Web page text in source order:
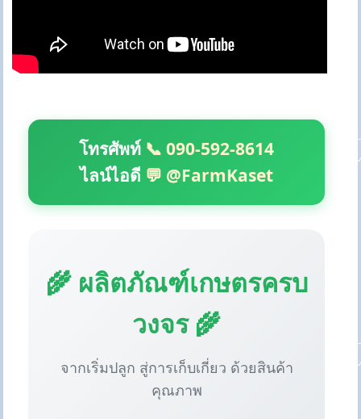
โทรศัพท์ 📞 090-592-8614
ไลน์ไอดี 💬 @FarmKaset
🌾 ผลิตภัณฑ์เกษตรครบ
วงจร 🌾
จากเริ่มปลูก สู่การเก็บเกี่ยว ด้วยสินค้า
คุณภาพ